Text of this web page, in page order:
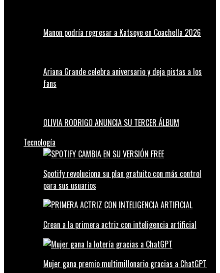
Manon podría regresar a Katseye en Coachella 2026
Ariana Grande celebra aniversario y deja pistas a los
fans
OLIVIA RODRIGO ANUNCIA SU TERCER ÁLBUM
Tecnología
Spotify revoluciona su plan gratuito con más control
para sus usuarios
Crean a la primera actriz con inteligencia artificial
Mujer gana premio multimillonario gracias a ChatGPT